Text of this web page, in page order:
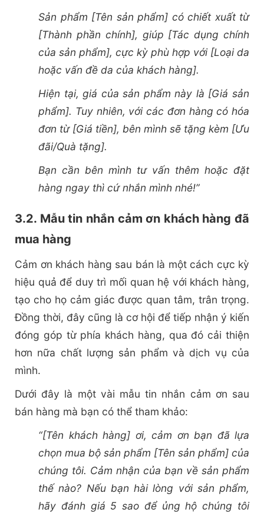
Sản phẩm [Tên sản phẩm] có chiết xuất từ
[Thành phần chính], giúp [Tác dụng chính
của sản phẩm], cực kỳ phù hợp với [Loại da
hoặc vấn đề da của khách hàng].
Hiện tại, giá của sản phẩm này là [Giá sản
phẩm]. Tuy nhiên, với các đơn hàng có hóa
đơn từ [Giá tiền], bên mình sẽ tặng kèm [Ưu
đãi/Quà tặng].
Bạn cần bên mình tư vấn thêm hoặc đặt
hàng ngay thì cứ nhắn mình nhé!”
3.2. Mẫu tin nhắn cảm ơn khách hàng đã
mua hàng
Cảm ơn khách hàng sau bán là một cách cực kỳ
hiệu quả để duy trì mối quan hệ với khách hàng,
tạo cho họ cảm giác được quan tâm, trân trọng.
Đồng thời, đây cũng là cơ hội để tiếp nhận ý kiến
đóng góp từ phía khách hàng, qua đó cải thiện
hơn nữa chất lượng sản phẩm và dịch vụ của
mình.
Dưới đây là một vài mẫu tin nhắn cảm ơn sau
bán hàng mà bạn có thể tham khảo:
“[Tên khách hàng] ơi, cảm ơn bạn đã lựa
chọn mua bộ sản phẩm [Tên sản phẩm] của
chúng tôi. Cảm nhận của bạn về sản phẩm
thế nào? Nếu bạn hài lòng với sản phẩm,
hãy đánh giá 5 sao để ủng hộ chúng tôi